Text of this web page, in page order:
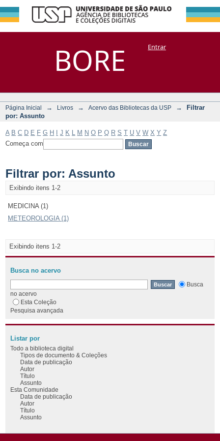
BORE
Filtrar por:
Assunto
DSpace/Manakin + CoriscoEntrar
Página Inicial → Livros → Acervo das Bibliotecas da USP →
Filtrar
por: Assunto
A B C D E F G H J K M N O P Q R S T U V W X Y Z
Começa com
Filtrar por: Assunto
Exibindo itens 1-2
MEDICINA (1)
METEOROLOGIA (1)
Exibindo itens 1-2
Busca no acervo
Busca
no acervo
Esta Coleção
Pesquisa avançada
Listar por
Todo a biblioteca digital
Tipos de documento & Coleções
Data de publicação
Autor
Título
Assunto
Esta Comunidade
Data de publicação
Autor
Título
Assunto